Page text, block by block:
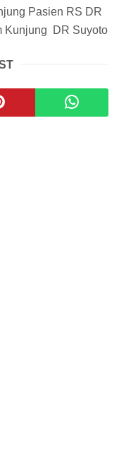
Pasien RS DR
Kunjung DR Suyoto